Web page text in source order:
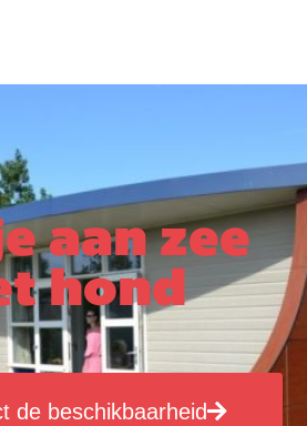
aan zee
hond
de beschikbaarheid